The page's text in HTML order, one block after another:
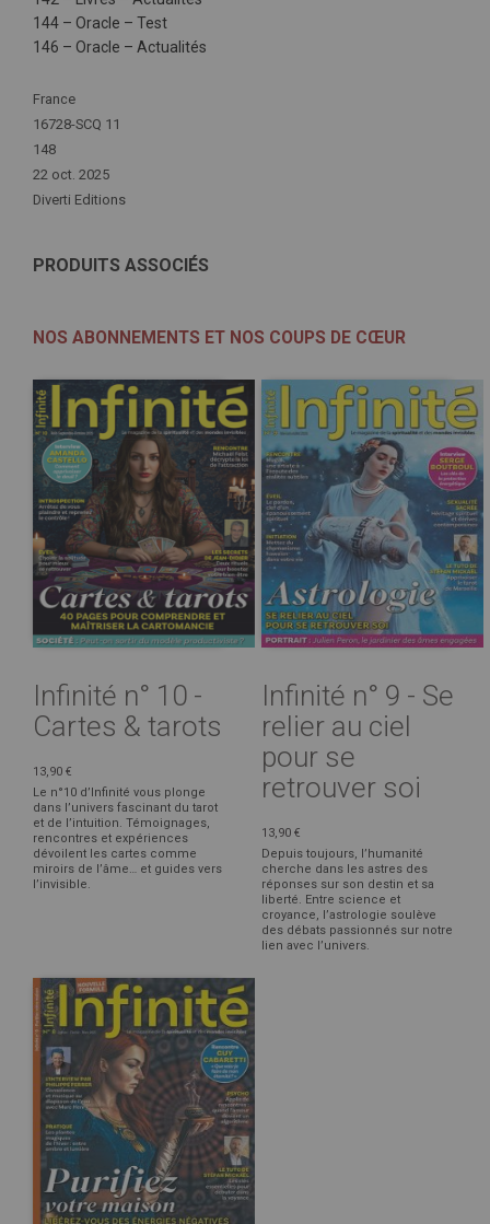
144 – Oracle – Test
146 – Oracle – Actualités
Plus
d'infos
France
16728-SCQ 11
148
22 oct. 2025
Diverti Editions
PRODUITS ASSOCIÉS
NOS ABONNEMENTS ET NOS COUPS DE CŒUR
Infinité n° 10 -
Cartes & tarots
13,90 €
Le n°10 d’Infinité vous plonge
dans l’univers fascinant du tarot
et de l’intuition. Témoignages,
rencontres et expériences
dévoilent les cartes comme
miroirs de l’âme… et guides vers
l’invisible.
Infinité n° 9 - Se
relier au ciel
pour se
retrouver soi
13,90 €
Depuis toujours, l’humanité
cherche dans les astres des
réponses sur son destin et sa
liberté. Entre science et
croyance, l’astrologie soulève
des débats passionnés sur notre
lien avec l’univers.